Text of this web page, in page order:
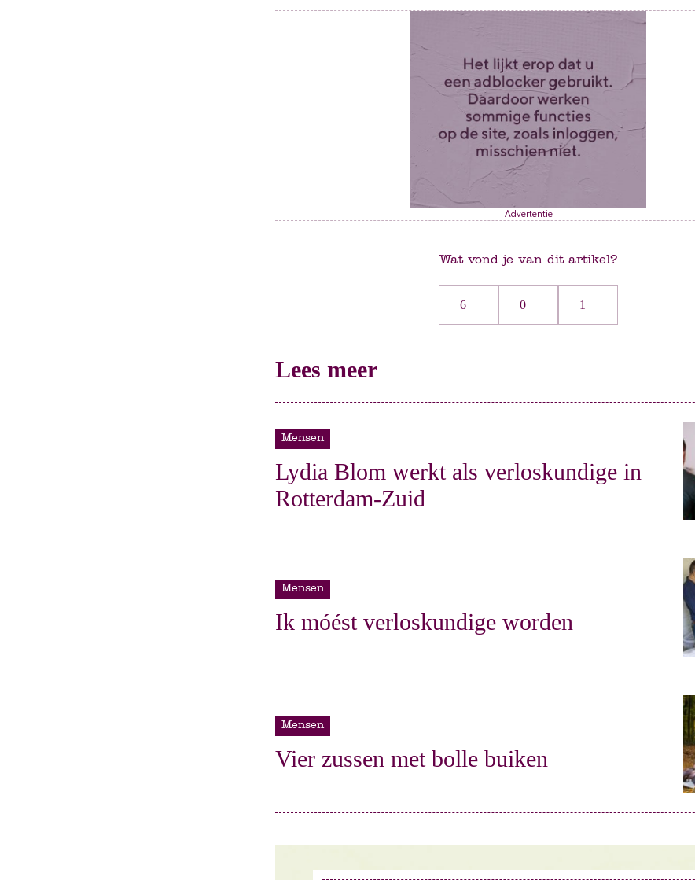
Advertentie
Wat vond je van dit artikel?
6 0 1
Lees meer
Mensen
Lydia Blom werkt als verloskundige in
Rotterdam-Zuid
Mensen
Ik móést verloskundige worden
Mensen
Vier zussen met bolle buiken